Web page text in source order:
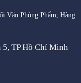
Văn Phòng Phẩm, Hàng
5, TP Hồ Chí Minh